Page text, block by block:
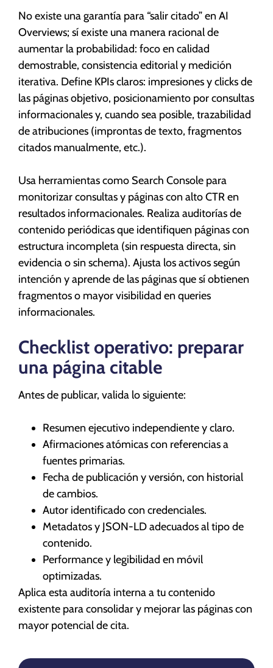
No existe una garantía para “salir citado” en AI
Overviews; sí existe una manera racional de
aumentar la probabilidad: foco en calidad
demostrable, consistencia editorial y medición
iterativa. Define KPIs claros: impresiones y clicks de
las páginas objetivo, posicionamiento por consultas
informacionales y, cuando sea posible, trazabilidad
de atribuciones (improntas de texto, fragmentos
citados manualmente, etc.).
Usa herramientas como Search Console para
monitorizar consultas y páginas con alto CTR en
resultados informacionales. Realiza auditorías de
contenido periódicas que identifiquen páginas con
estructura incompleta (sin respuesta directa, sin
evidencia o sin schema). Ajusta los activos según
intención y aprende de las páginas que sí obtienen
fragmentos o mayor visibilidad en queries
informacionales.
Checklist operativo: preparar
una página citable
Antes de publicar, valida lo siguiente:
Resumen ejecutivo independiente y claro.
Afirmaciones atómicas con referencias a
fuentes primarias.
Fecha de publicación y versión, con historial
de cambios.
Autor identificado con credenciales.
Metadatos y JSON-LD adecuados al tipo de
contenido.
Performance y legibilidad en móvil
optimizadas.
Aplica esta auditoría interna a tu contenido
existente para consolidar y mejorar las páginas con
mayor potencial de cita.